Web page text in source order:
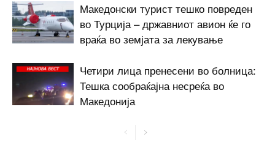
Македонски турист тешко повреден
во Турција – државниот авион ќе го
враќа во земјата за лекување
Четири лица пренесени во болница:
Тешка сообраќајна несреќа во
Македонија